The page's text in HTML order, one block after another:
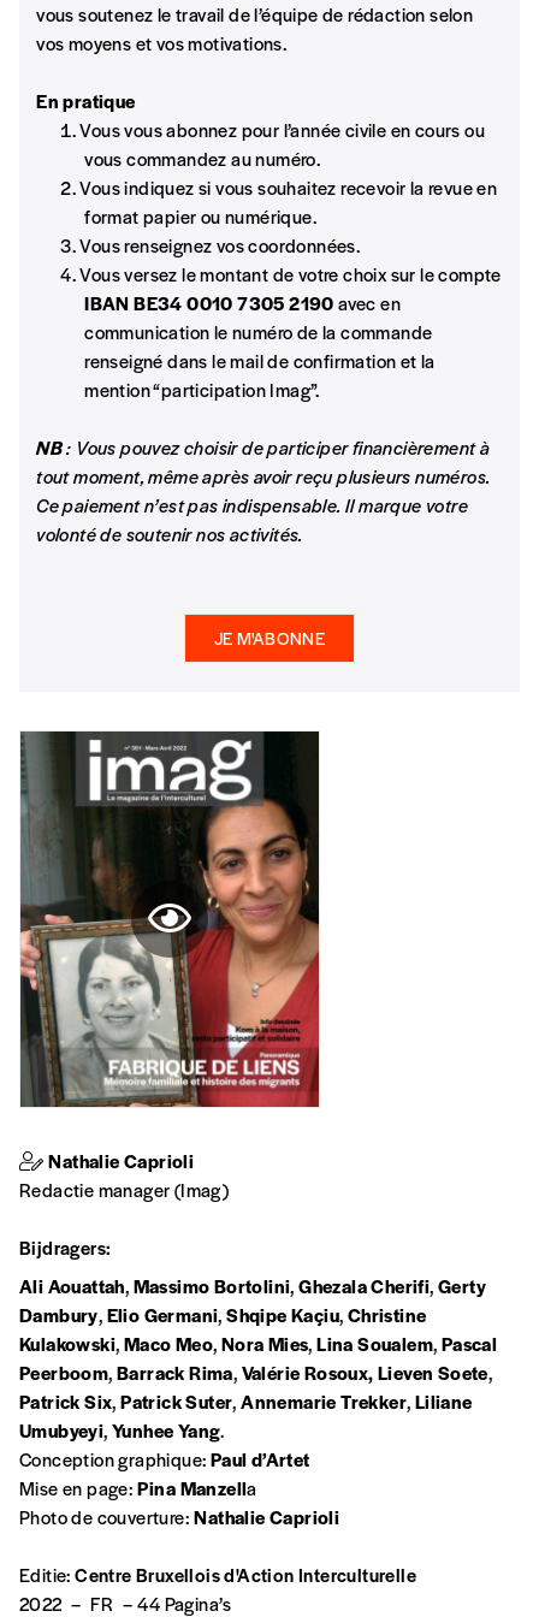
Wachtwoorden komen niet overeen
REGISTREER
*verplichte velden
volonté de soutenir nos activités.
NOS
FORMULES
Abonnement
1 an = 5 numéros
20€*/an
Par numéro
5€*
*Prix indicatif, frais de port inclus
Format papier (livraison uniquement
en Belgique)
Format numérique
Je commande au numéro
Édition papier (livraison en Belgique
uniquement)
Quantité
AJOUTER
Édition numérique
AJOUTER
Offre découverte
offrons les deux derniers numéros publiés.
La transmission est au cœur des projets des deux
associations ALBelges et LABA. Démonstration par l’exemple
Les nonna de l’ombre
Entretien avec
Maco Meo
C’est l’histoire de 15 Italiennes, toutes générations
confondues, qui ont mis l’accent sur le rôle des femmes de la
migration, quel que soit leur statut – travailleuses ou femmes
au foyer.
vous soutenez le travail de l’équipe de rédaction selon
vos moyens et vos motivations.
En pratique
Vous vous abonnez pour l’année civile en cours ou
vous commandez au numéro.
Vous indiquez si vous souhaitez recevoir la revue en
format papier ou numérique.
Vous renseignez vos coordonnées.
Vous versez le montant de votre choix sur le compte
IBAN BE34 0010 7305 2190avec en
communication le numéro de la commande
renseigné dans le mail de confirmation et la
mention “participation Imag”.
NB: Vous pouvez choisir de participer financièrement à
tout moment, même après avoir reçu plusieurs numéros.
Ce paiement n’est pas indispensable. Il marque votre
volonté de soutenir nos activités.
JE M'ABONNE
Nathalie Caprioli
Redactie manager (Imag)
Bijdragers:
Ali Aouattah,Massimo Bortolini,Ghezala Cherifi,Gerty
Dambury,Elio Germani,Shqipe Kaçiu,Christine
Kulakowski,Maco Meo,Nora Mies,Lina Soualem,Pascal
Peerboom,Barrack Rima,Valérie Rosoux,Lieven Soete,
Patrick Six,Patrick Suter,Annemarie Trekker,Liliane
Umubyeyi,Yunhee Yang.
Conception graphique:Paul d’Artet
Mise en page:Pina Manzella
Photo de couverture:Nathalie Caprioli
Editie:Centre Bruxellois d'Action Interculturelle
2022 – FR – 44 Pagina’s